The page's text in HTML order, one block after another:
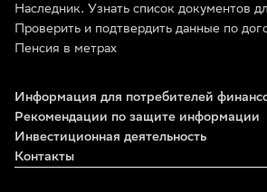
Наследник. Узнать список документов
Проверить и подтвердить данные по
Пенсия в метрах
Информация для потребителей
Рекомендации по защите информации
Инвестиционная деятельность
Контакты